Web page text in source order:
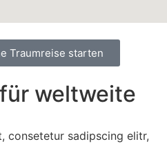
Traumreise starten
weltweite
consetetur sadipscing elitr,